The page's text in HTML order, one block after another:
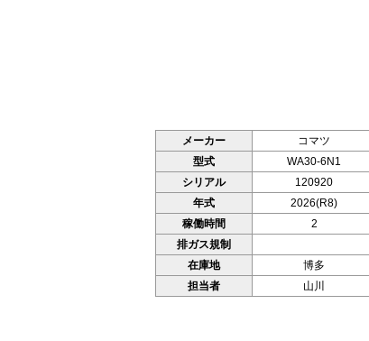
メーカー
コマツ
型式
WA30-6N1
シリアル
120920
年式
2026(R8)
稼働時間
2
排ガス規制
在庫地
博多
担当者
山川